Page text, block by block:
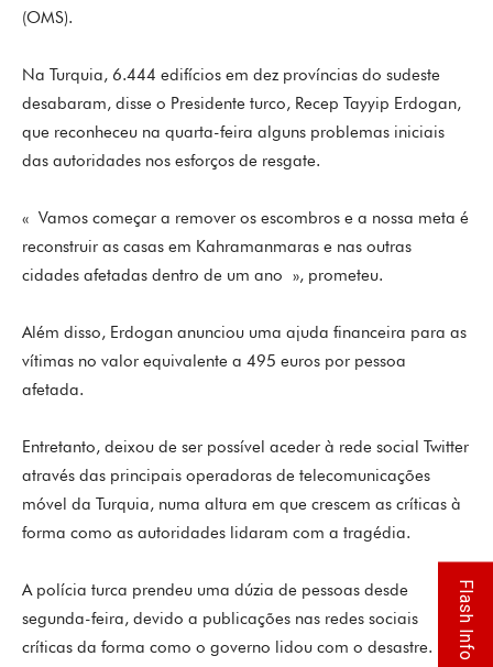
(OMS).
Na Turquia, 6.444 edifícios em dez províncias do sudeste
desabaram, disse o Presidente turco, Recep Tayyip Erdogan,
que reconheceu na quarta-feira alguns problemas iniciais
das autoridades nos esforços de resgate.
« Vamos começar a remover os escombros e a nossa meta é
reconstruir as casas em Kahramanmaras e nas outras
cidades afetadas dentro de um ano », prometeu.
Além disso, Erdogan anunciou uma ajuda financeira para as
vítimas no valor equivalente a 495 euros por pessoa
afetada.
Entretanto, deixou de ser possível aceder à rede social Twitter
através das principais operadoras de telecomunicações
móvel da Turquia, numa altura em que crescem as críticas à
forma como as autoridades lidaram com a tragédia.
A polícia turca prendeu uma dúzia de pessoas desde
segunda-feira, devido a publicações nas redes sociais
críticas da forma como o governo lidou com o desastre.
Flash Info